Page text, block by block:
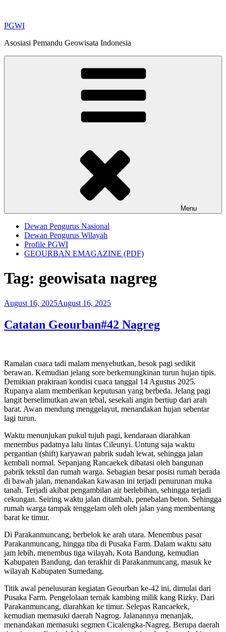
content
PGWI
Asosiasi Pemandu Geowisata Indonesia
Menu
Dewan Pengurus Nasional
Dewan Pengurus Wilayah
Profile PGWI
GEOURBAN EMAGAZINE (PDF)
Tag: geowisata nagreg
Posted
August 16, 2025August 16, 2025
Catatan Geourban#42 Nagreg
Ramalan cuaca tadi malam menyebutkan, besok pagi sedikit
berawan. Kemudian jelang sore berkemungkinan turun hujan tipis.
Demikian prakiraan kondisi cuaca tanggal 14 Agustus 2025.
Rupanya alam memberikan keputusan yang berbeda. Jelang pagi
langit berselimutkan awan tebal, sesekali angin bertiup dari arah
barat. Awan mendung menggelayut, menandakan hujan sebentar
lagi turun.
Waktu menunjukan pukul tujuh pagi, kendaraan diarahkan
menembus padatnya lalu lintas Cileunyi. Untung saja waktu
pergantian (shift) karyawan pabrik sudah lewat, sehingga jalan
kembali normal. Sepanjang Rancaekek dibatasi oleh bangunan
pabrik tekstil dan rumah warga. Sebagian besar posisi rumah berada
di bawah jalan, menandakan kawasan ini terjadi penurunan muka
tanah. Terjadi akibat pengambilan air berlebihan, sehingga terjadi
cekungan. Seiring waktu jalan ditambah, penebalan beton. Sehingga
rumah warga tampak tenggelam oleh oleh jalan yang membentang
barat ke timur.
Di Parakanmuncang, berbelok ke arah utara. Menembus pasar
Parakanmuncang, hingga tiba di Pusaka Farm. Dalam waktu satu
jam lebih, menembus tiga wilayah, Kota Bandung, kemudian
Kabupaten Bandung, dan terakhir di Parakanmuncang, masuk ke
wilayah Kabupaten Sumedang.
Titik awal penelusuran kegiatan Geourban ke-42 ini, dimulai dari
Pusaka Farm. Pengelolaan ternak kambing milik kang Rizky. Dari
Parakanmuncang, diarahkan ke timur. Selepas Rancaekek,
kemudian memasuki daerah Nagrog. Jalanannya menanjak,
menandakan memasuki segmen Cicalengka-Nagreg. Berupa daerah